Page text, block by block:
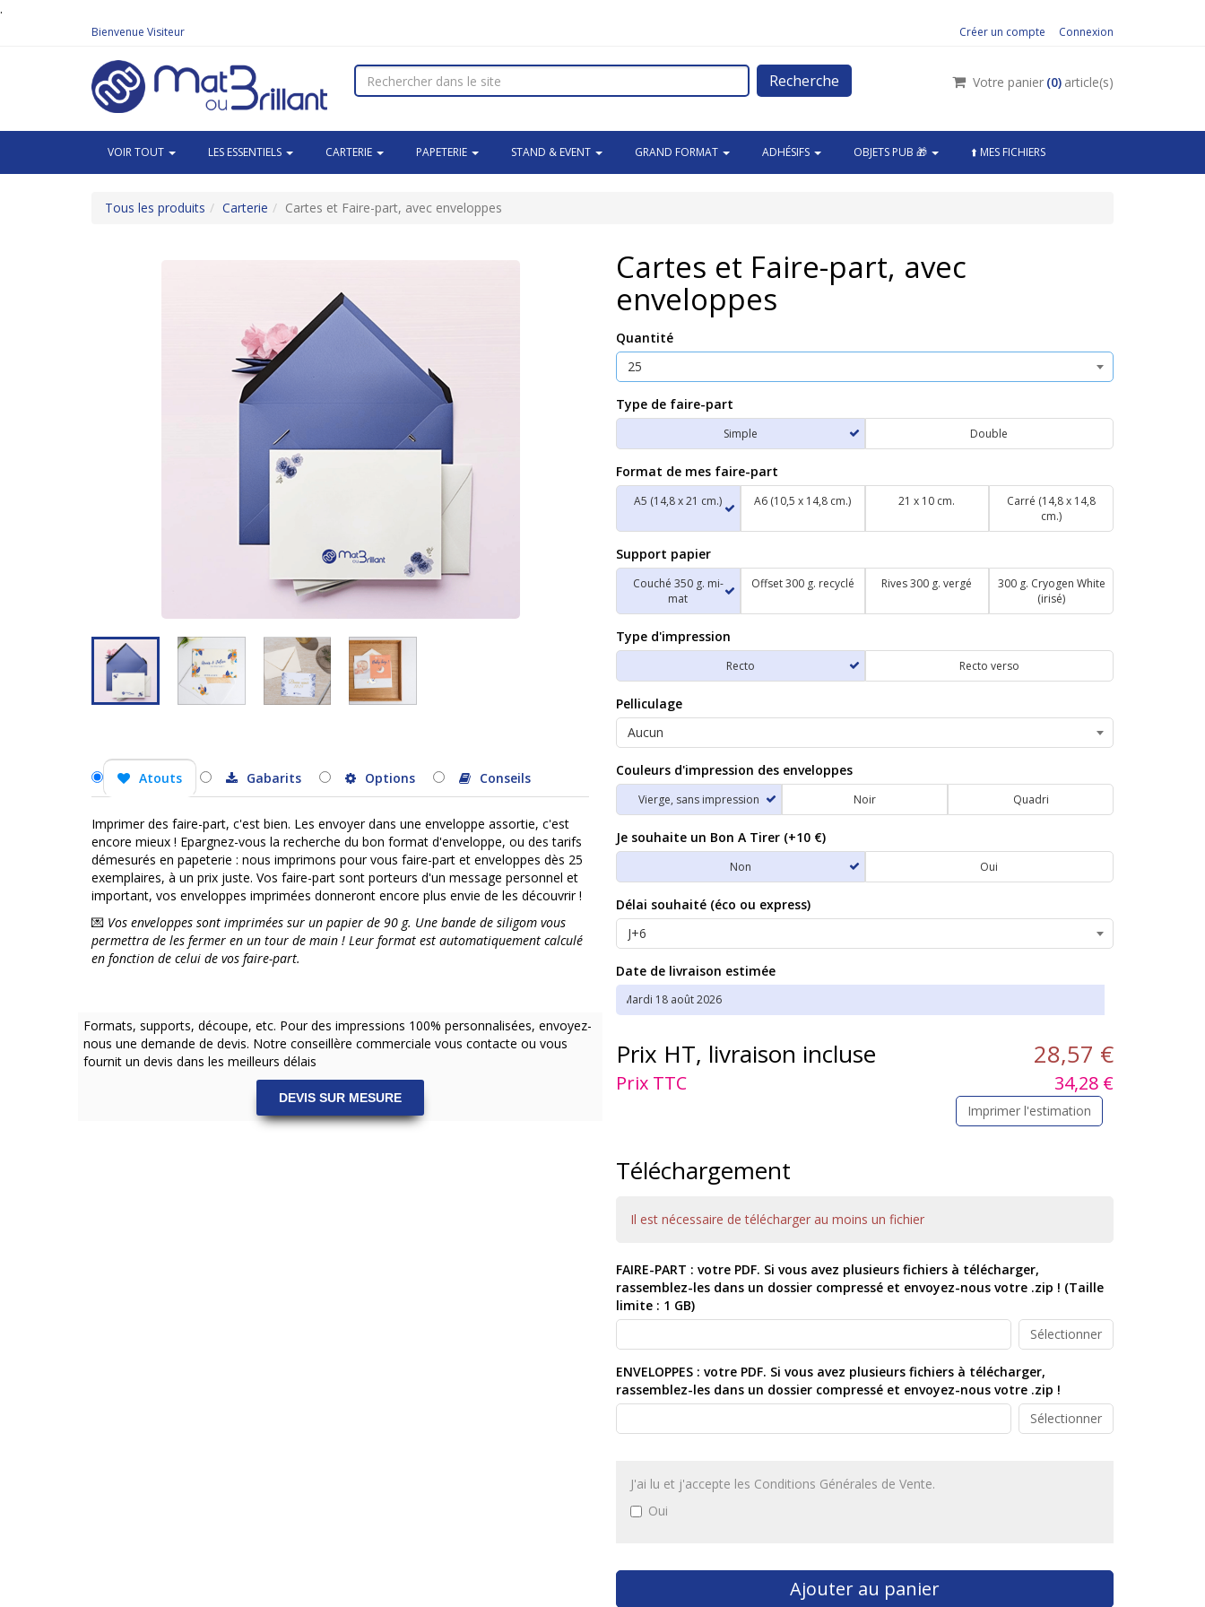
.
Bienvenue Visiteur Créer un compte Connexion
Recherche Votre panier (0) article(s)
VOIR TOUT LES ESSENTIELS CARTERIE PAPETERIE STAND & EVENT GRAND FORMAT ADHÉSIFS OBJETS PUB 🎁 ⬆️ MES FICHIERS
Tous les produits Carterie Cartes et Faire-part, avec enveloppes
Atouts Gabarits Options Conseils
Imprimer des faire-part, c'est bien. Les envoyer dans une enveloppe assortie, c'est
encore mieux ! Epargnez-vous la recherche du bon format d'enveloppe, ou des tarifs
démesurés en papeterie : nous imprimons pour vous faire-part et enveloppes dès 25
exemplaires, à un prix juste. Vos faire-part sont porteurs d'un message personnel et
important, vos enveloppes imprimées donneront encore plus envie de les découvrir !
💌 Vos enveloppes sont imprimées sur un papier de 90 g. Une bande de siligom vous
permettra de les fermer en un tour de main ! Leur format est automatiquement calculé
en fonction de celui de vos faire-part.
Formats, supports, découpe, etc. Pour des impressions 100% personnalisées, envoyez-
nous une demande de devis. Notre conseillère commerciale vous contacte ou vous
fournit un devis dans les meilleurs délais
DEVIS SUR MESURE
Cartes et Faire-part, avec
enveloppes
Quantité
Type de faire-part
Simple Double
Format de mes faire-part
A5 (14,8 x 21 cm.) A6 (10,5 x 14,8 cm.) 21 x 10 cm.
Carré (14,8 x 14,8
cm.)
Support papier
Couché 350 g. mi-
mat
Offset 300 g. recyclé Rives 300 g. vergé
300 g. Cryogen White
(irisé)
Type d'impression
Recto Recto verso
Pelliculage
Couleurs d'impression des enveloppes
Vierge, sans impression Noir Quadri
Je souhaite un Bon A Tirer (+10 €)
Non Oui
Délai souhaité (éco ou express)
Date de livraison estimée
Prix HT, livraison incluse 28,57 €
Prix TTC 34,28 €
Imprimer l'estimation
Téléchargement
Il est nécessaire de télécharger au moins un fichier
FAIRE-PART : votre PDF. Si vous avez plusieurs fichiers à télécharger,
rassemblez-les dans un dossier compressé et envoyez-nous votre .zip ! (Taille
limite : 1 GB)
Sélectionner
ENVELOPPES : votre PDF. Si vous avez plusieurs fichiers à télécharger,
rassemblez-les dans un dossier compressé et envoyez-nous votre .zip !
Sélectionner
J'ai lu et j'accepte les Conditions Générales de Vente.
Oui